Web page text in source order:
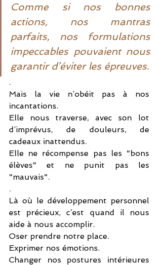
Comme si nos bonnes
actions, nos mantras
parfaits, nos formulations
impeccables pouvaient nous
garantir d’éviter les épreuves.
.
Mais la vie n’obéit pas à nos
incantations.
Elle nous traverse, avec son lot
d’imprévus, de douleurs, de
cadeaux inattendus.
Elle ne récompense pas les "bons
élèves" et ne punit pas les
"mauvais".
.
Là où le développement personnel
est précieux, c’est quand il nous
aide à nous accomplir.
Oser prendre notre place.
Exprimer nos émotions.
Changer nos postures intérieures